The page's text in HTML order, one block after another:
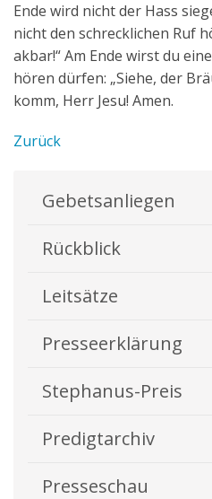
Ende wird nicht der Hass
nicht den schrecklichen Ruf
akbar!“ Am Ende wirst du
hören dürfen: „Siehe, der
komm, Herr Jesu! Amen.
Zurück
Gebetsanliegen
Rückblick
Leitsätze
Presseerklärung
Stephanus-Preis
Predigtarchiv
Presseschau